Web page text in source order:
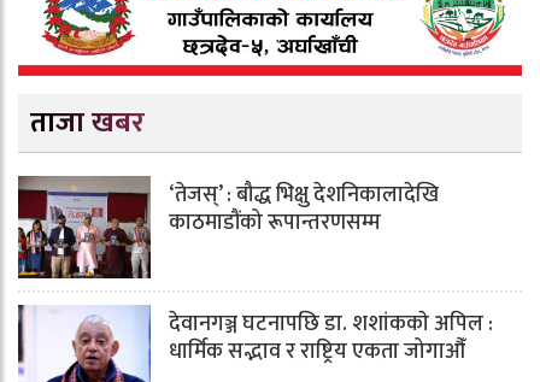
ताजा खबर
‘तेजस्’ : बौद्ध भिक्षु देशनिकालादेखि
काठमाडौंको रूपान्तरणसम्म
देवानगञ्ज घटनापछि डा. शशांककाे अपिल :
धार्मिक सद्भाव र राष्ट्रिय एकता जोगाऔँ